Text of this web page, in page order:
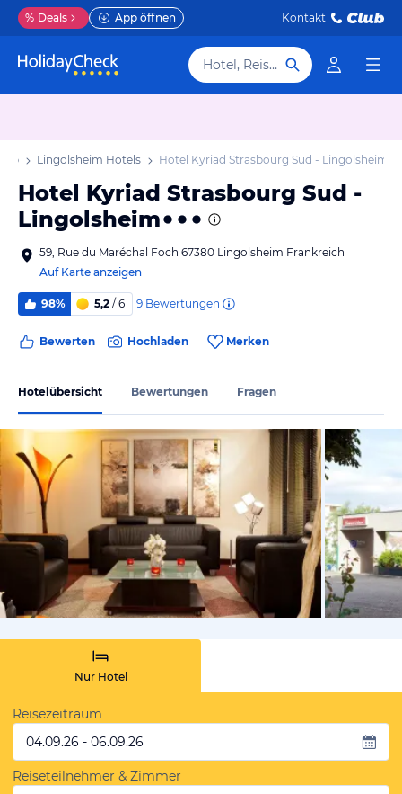
% Deals App öffnen Kontakt
Hotel, Reiseziel
Lingolsheim Hotels Hotel Kyriad Strasbourg Sud - Lingolsheim
Hotel Kyriad Strasbourg Sud -
Lingolsheim
59, Rue du Maréchal Foch 67380 Lingolsheim Frankreich
Auf Karte anzeigen
98% 5,2 / 6 9 Bewertungen
Bewerten Hochladen Merken
Hotelübersicht Bewertungen Fragen
von
Nur Hotel
Reisezeitraum
04.09.26 - 06.09.26
Reiseteilnehmer & Zimmer